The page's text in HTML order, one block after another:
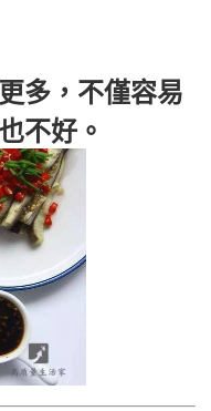
多，不僅容易
不好。